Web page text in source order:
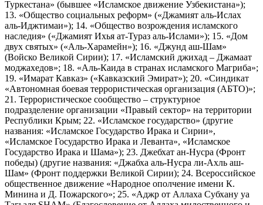
Туркестана» (бывшее «Исламское движение Узбекистана»);
13. «Общество социальных реформ» («Джамият аль-Ислах
аль-Иджтимаи»); 14. «Общество возрождения исламского
наследия» («Джамият Ихья ат-Тураз аль-Ислами»); 15. «Дом
двух святых» («Аль-Харамейн»); 16. «Джунд аш-Шам»
(Войско Великой Сирии); 17. «Исламский джихад – Джамаат
моджахедов»; 18. «Аль-Каида в странах исламского Магриба»;
19. «Имарат Кавказ» («Кавказский Эмират»); 20. «Синдикат
«Автономная боевая террористическая организация (АБТО)»;
21. Террористическое сообщество – структурное
подразделение организации «Правый сектор» на территории
Республики Крым; 22. «Исламское государство» (другие
названия: «Исламское Государство Ирака и Сирии»,
«Исламское Государство Ирака и Леванта», «Исламское
Государство Ирака и Шама»); 23. Джебхат ан-Нусра (Фронт
победы) (другие названия: «Джабха аль-Нусра ли-Ахль аш-
Шам» (Фронт поддержки Великой Сирии); 24. Всероссийское
общественное движение «Народное ополчение имени К.
Минина и Д. Пожарского»; 25. «Аджр от Аллаха Субхану уа